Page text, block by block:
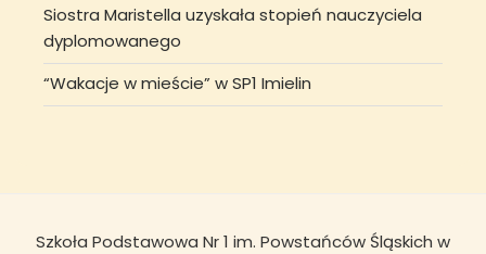
Siostra Maristella uzyskała stopień nauczyciela
dyplomowanego
“Wakacje w mieście” w SP1 Imielin
Szkoła Podstawowa Nr 1 im. Powstańców Śląskich w